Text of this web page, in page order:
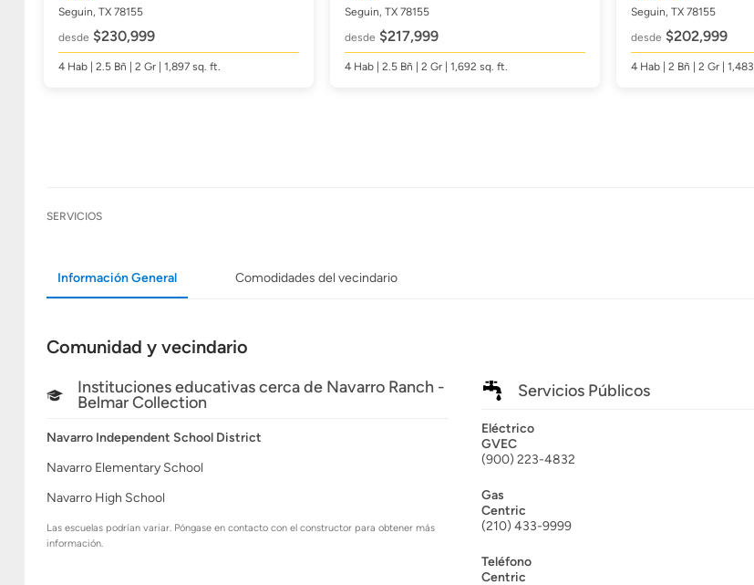
Seguin, TX 78155
desde $230,999
4 Hab | 2.5 Bñ | 2 Gr | 1,897 sq. ft.
Seguin, TX 78155
desde $217,999
4 Hab| 2.5 Bñ | 2 Gr | 1,692 sq. ft.
Seguin, TX 78155
desde $202,999
4 Hab| 2 Bñ | 2 Gr | 1,483
SERVICIOS
Información General Comodidades del vecindario
Comunidad y vecindario
Instituciones educativas cerca de Navarro Ranch -
Belmar Collection
Navarro Independent School District
Navarro Elementary School
Navarro High School
Las escuelas podrían variar. Póngase en contacto con el constructor para obtener más
información.
Servicios Públicos
Eléctrico
GVEC
(900) 223-4832
Gas
Centric
(210) 433-9999
Teléfono
Centric